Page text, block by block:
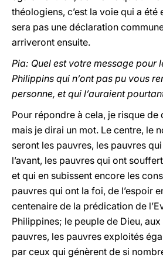
théologiens, c’est la voie qui a été
sera pas une déclaration
arriveront ensuite.
Pia: Quel est votre message pour
Philippins qui n’ont pas pu vous
personne, et qui l’auraient
Pour répondre à cela, je risque
mais je dirai un mot. Le centre, le
seront les pauvres, les pauvres
l’avant, les pauvres qui ont
et qui en subissent encore les
pauvres qui ont la foi, de l’espoir
centenaire de la prédication de
Philippines; le peuple de Dieu,
pauvres, les pauvres exploités
par ceux qui génèrent de si